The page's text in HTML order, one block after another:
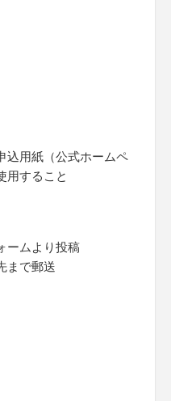
込用紙（公式ホームペ
用すること
ームより投稿
まで郵送